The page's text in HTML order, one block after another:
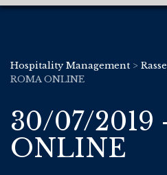
Hospitality Management >
ROMA ONLINE
30/07/2019
ONLINE